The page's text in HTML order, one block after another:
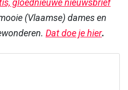
gloednieuwe nieuwsbrief
(Vlaamse) dames en
Dat doe je hier.